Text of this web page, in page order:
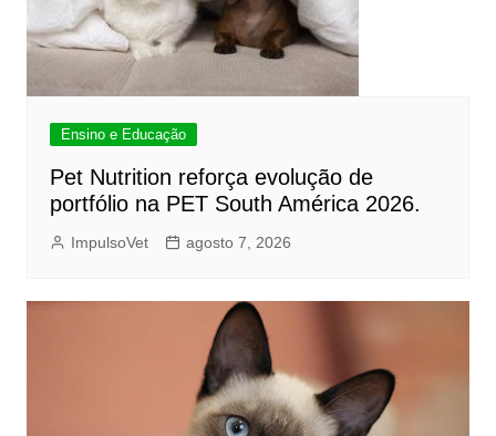
Ensino e Educação
Pet Nutrition reforça evolução de
portfólio na PET South América 2026.
ImpulsoVet agosto 7, 2026